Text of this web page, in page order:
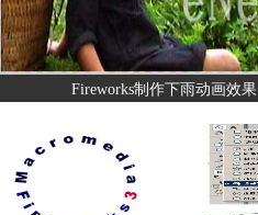
Fireworks制作下雨动画效果